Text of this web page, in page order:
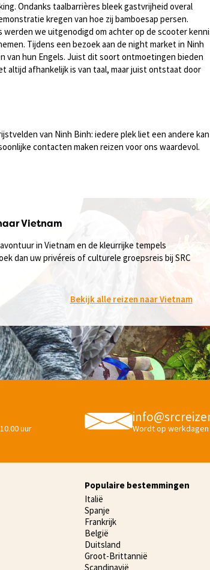
Ondanks taalbarrières bleek gastvrijheid overal
kregen van hoe zij bamboesap persen.
we uitgenodigd om achter op de scooter
Tijdens een bezoek aan de night market in Ninh
van hun Engels. Juist dit soort ontmoetingen bieden
altijd afhankelijk is van taal, maar juist ontstaat door
van Ninh Binh: iedere plek liet een andere
contacten maken reizen voor ons waardevol.
Vietnam
in Vietnam en de kleurrijke tempels
dan uw privéreis of culturele groepsreis bij SRC
Bekijk alle reizen naar Vietnam
uur Wordt op
Populaire bestemmingen
Italië
Spanje
Frankrijk
België
Duitsland
Groot-Brittannië
Scandinavië